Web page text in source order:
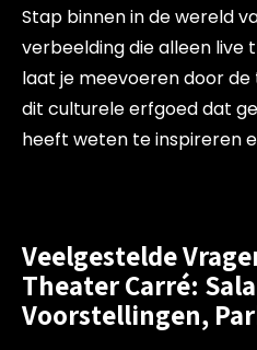
Stap binnen in de wereld
verbeelding die alleen live
laat je meevoeren door
dit culturele erfgoed dat
heeft weten te inspireren
Veelgestelde
Theater Carré:
Voorstellingen,